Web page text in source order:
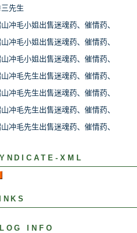
先生
冲毛小姐出售迷魂药、催情药、
冲毛小姐出售迷魂药、催情药、
冲毛小姐出售迷魂药、催情药、
冲毛先生出售迷魂药、催情药、
冲毛先生出售迷魂药、催情药、
冲毛先生出售迷魂药、催情药、
冲毛先生出售迷魂药、催情药、
XML
INFO